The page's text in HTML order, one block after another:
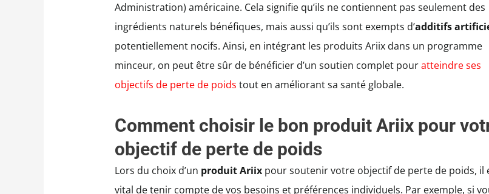
Administration) américaine. Cela signifie qu’ils ne contiennent pas seulement des
ingrédients naturels bénéfiques, mais aussi qu’ils sont exempts d’additifs
potentiellement nocifs. Ainsi, en intégrant les produits Ariix dans un programme
minceur, on peut être sûr de bénéficier d’un soutien complet pouratteindre ses
objectifs de perte de poids tout en améliorant sa santé globale.
Comment choisir le bon produit Ariix pour
objectif de perte de poids
Lors du choix d’un produit Ariixpour soutenir votre objectif de perte de poids, il
vital de tenir compte de vos besoins et préférences individuels. Par exemple, si